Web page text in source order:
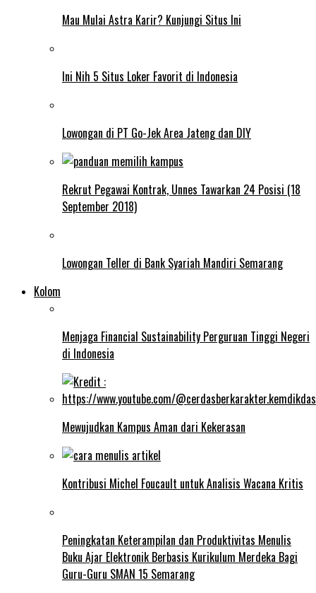
Mau Mulai Astra Karir? Kunjungi Situs Ini
Ini Nih 5 Situs Loker Favorit di Indonesia
Lowongan di PT Go-Jek Area Jateng dan DIY
Rekrut Pegawai Kontrak, Unnes Tawarkan 24 Posisi (18
September 2018)
Lowongan Teller di Bank Syariah Mandiri Semarang
Kolom
Menjaga Financial Sustainability Perguruan Tinggi Negeri
di Indonesia
Mewujudkan Kampus Aman dari Kekerasan
Kontribusi Michel Foucault untuk Analisis Wacana Kritis
Peningkatan Keterampilan dan Produktivitas Menulis
Buku Ajar Elektronik Berbasis Kurikulum Merdeka Bagi
Guru-Guru SMAN 15 Semarang